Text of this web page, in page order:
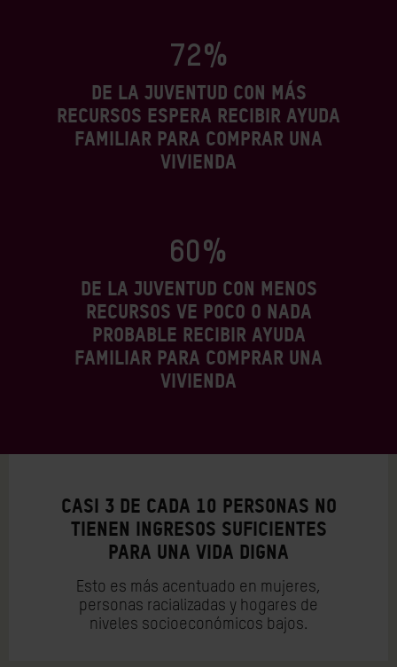
72%
de la juventud con más
recursos espera recibir ayuda
familiar para comprar una
vivienda
60%
de la juventud con menos
recursos ve poco o nada
probable recibir ayuda
familiar para comprar una
vivienda
CASI 3 DE CADA 10 PERSONAS NO
TIENEN INGRESOS SUFICIENTES
PARA UNA VIDA DIGNA
Esto es más acentuado en mujeres,
personas racializadas y hogares de
niveles socioeconómicos bajos.